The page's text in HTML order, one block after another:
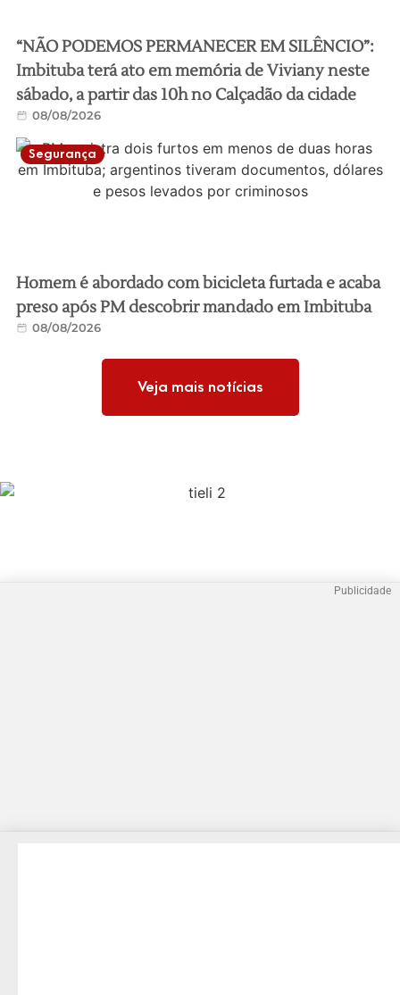
“NÃO PODEMOS PERMANECER EM SILÊNCIO”:
Imbituba terá ato em memória de Viviany neste
sábado, a partir das 10h no Calçadão da cidade
08/08/2026
Segurança
Homem é abordado com bicicleta furtada e acaba
preso após PM descobrir mandado em Imbituba
08/08/2026
Veja mais notícias
Publicidade